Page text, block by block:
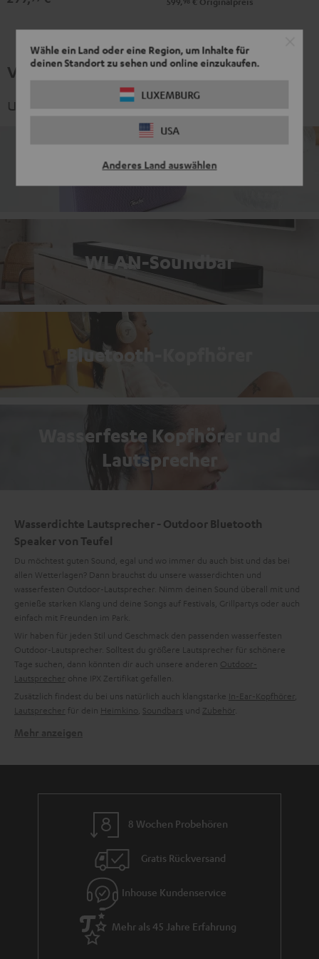
Wähle ein Land oder eine Region, um Inhalte für
deinen Standort zu sehen und online einzukaufen.
LUXEMBURG
USA
Anderes Land auswählen
Verwandte Themen
und spannende Kategorien
Zuhause - Indoor
WLAN-Soundbar
Bluetooth-Kopfhörer
Wasserfeste Kopfhörer und
Lautsprecher
Wasserdichte Lautsprecher - Outdoor Bluetooth
Speaker von Teufel
Du möchtest guten Sound, egal und wo immer du auch bist und das bei
allen Wetterlagen? Dann brauchst du unsere wasserdichten und
wasserfesten Outdoor-Lautsprecher. Nimm deinen Sound überall mit und
genieße starken Klang und deine Songs auf Festivals, Grillpartys oder auch
einfach mit Freunden im Park.
Wir haben für jeden Stil und Geschmack den passenden wasserfesten
Outdoor-Lautsprecher. Solltest du größere Lautsprecher für schönere
Tage suchen, dann könnten dir auch unsere anderen Outdoor-
Lautsprecher ohne IPX Zertifikat gefallen.
Zusätzlich findest du bei uns natürlich auch klangstarke In-Ear-Kopfhörer
Lautsprecher für dein Heimkino Soundbars und Zubehör
Lautsprecher in vier verschiedenen Farben an.
Klanglich überzeugt dieser kompakte Bluetooth Lautsprecher mit zwei
strapazierfähigen Vollbereichstreibern und zwei passiven
Bassmembranen. Durch die integrierte Dynamore Software wird das
Stereo Panorama dieses Lautsprechers nochmals voller und Musik wird,
trotz der geringen Maße dieser kleinen Box, lebendig und detailgetreu
wiedergegeben. Bluetooth 5.0 mit aptX® für Musikstreaming in CD-
ähnlicher Qualität ist ebenso integriert wie ein Party-Modus. Mit diesem
können zwei Smartphones parallel mit der Box verbunden werden. Ein
zusätzlich eingebautes Mikrofon für Freihand-Telefonate oder Annahmen
8 Wochen Probehören
Gratis Rückversand
Inhouse Kundenservice
Mehr als 45 Jahre Erfahrung